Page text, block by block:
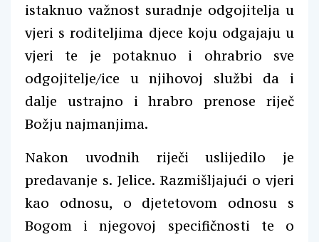
istaknuo važnost suradnje odgojitelja u
vjeri s roditeljima djece koju odgajaju u
vjeri te je potaknuo i ohrabrio sve
odgojitelje/ice u njihovoj službi da i
dalje ustrajno i hrabro prenose riječ
Božju najmanjima.
Nakon uvodnih riječi uslijedilo je
predavanje s. Jelice. Razmišljajući o vjeri
kao odnosu, o djetetovom odnosu s
Bogom i njegovoj specifičnosti te o